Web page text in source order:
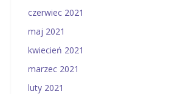
czerwiec 2021
maj 2021
kwiecień 2021
marzec 2021
luty 2021